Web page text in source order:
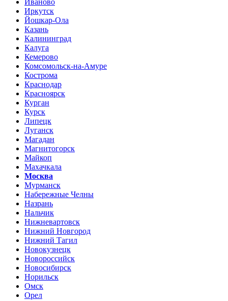
Иркутск
Йошкар-Ола
Казань
Калининград
Калуга
Кемерово
Комсомольск-на-Амуре
Кострома
Краснодар
Красноярск
Курган
Курск
Липецк
Луганск
Магадан
Магнитогорск
Майкоп
Махачкала
Москва
Мурманск
Набережные Челны
Назрань
Нальчик
Нижневартовск
Нижний Новгород
Нижний Тагил
Новокузнецк
Новороссийск
Новосибирск
Норильск
Омск
Орел